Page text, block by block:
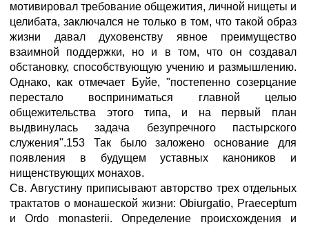
мотивировал требование общежития, личной нищеты и
целибата, заключался не только в том, что такой образ
жизни давал духовенству явное преимущество
взаимной поддержки, но и в том, что он создавал
обстановку, способствующую учению и размышлению.
Однако, как отмечает Буйе, "постепенно созерцание
перестало восприниматься главной целью
общежительства этого типа, и на первый план
выдвинулась задача безупречного пастырского
служения".153 Так было заложено основание для
появления в будущем уставных каноников и
нищенствующих монахов.
Св. Августину приписывают авторство трех отдельных
трактатов о монашеской жизни: Obiurgatio, Praeceptum
и Ordo monasterii. Определение происхождения и